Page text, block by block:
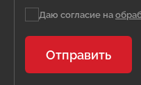
Даю согласие на
Отправить